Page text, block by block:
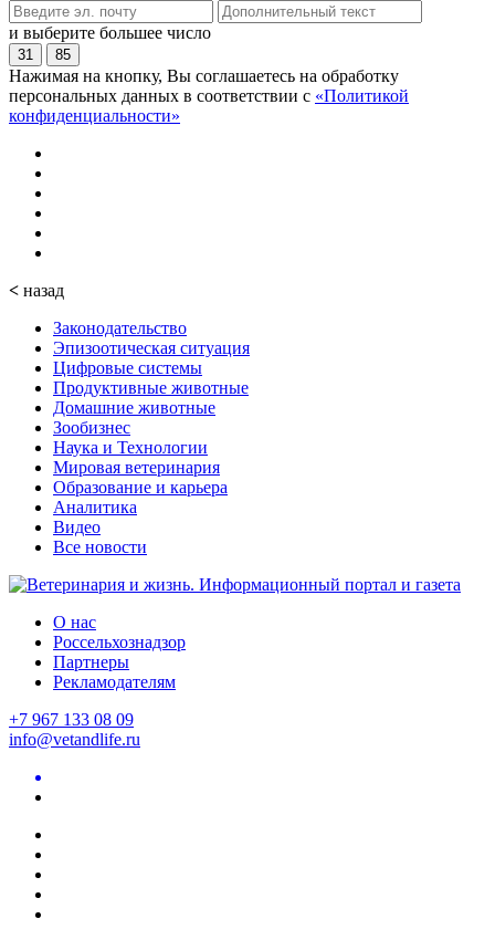
и выберите большее число
31 85
Нажимая на кнопку, Вы соглашаетесь на обработку
персональных данных в соответствии с «Политикой
конфиденциальности»
< назад
Законодательство
Эпизоотическая ситуация
Цифровые системы
Продуктивные животные
Домашние животные
Зообизнес
Наука и Технологии
Мировая ветеринария
Образование и карьера
Аналитика
Видео
Все новости
О нас
Россельхознадзор
Партнеры
Рекламодателям
+7 967 133 08 09
info@vetandlife.ru